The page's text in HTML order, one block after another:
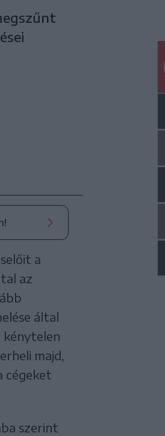
a
az
által
majd,
cégeket
szerint